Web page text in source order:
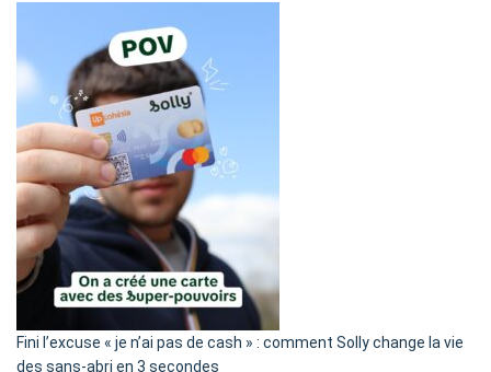
Fini l’excuse « je n’ai pas de cash » : comment Solly change la vie
des sans-abri en 3 secondes